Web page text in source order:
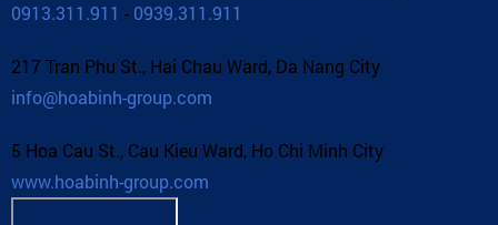
0913.311.911 - 0939.311.911
217 Tran Phu St., Hai Chau Ward, Da Nang City
info@hoabinh-group.com
5 Hoa Cau St., Cau Kieu Ward, Ho Chi Minh City
www.hoabinh-group.com